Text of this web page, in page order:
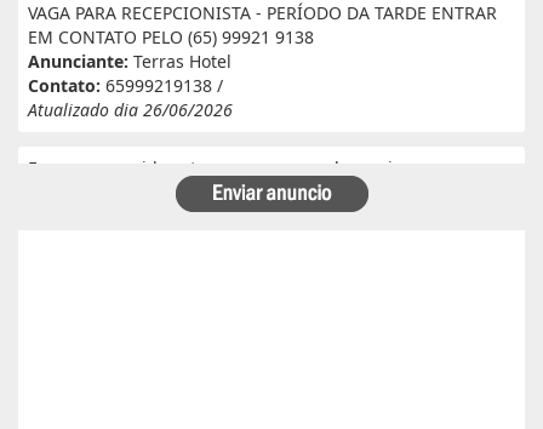
VAGA PARA RECEPCIONISTA - PERÍODO DA TARDE ENTRAR
EM CONTATO PELO (65) 99921 9138
Anunciante: Terras Hotel
Contato: 65999219138 /
Atualizado dia 26/06/2026
Eu e meu marido estamos a procura de serviço em
fazenda. Eu tenho experiência e referência em cantina, ele
tem experiência e referência em lavoura. Passa veneno,